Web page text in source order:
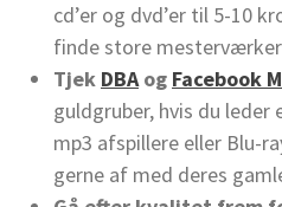
cd’er og dvd’er til 5-10
finde store
Tjek DBAog Facebook
guldgruber, hvis du
mp3 afspillere eller Blu-
gerne af med deres